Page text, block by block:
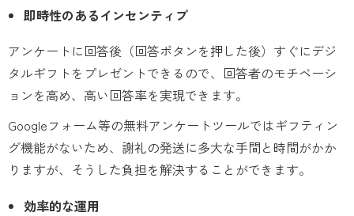
即時性のあるインセンティブ
アンケートに回答後（回答ボタンを押した後）すぐにデジ
タルギフトをプレゼントできるので、回答者のモチベーシ
ョンを高め、高い回答率を実現できます。
Googleフォーム等の無料アンケートツールではギフティン
グ機能がないため、謝礼の発送に多大な手間と時間がかか
りますが、そうした負担を解決することができます。
効率的な運用